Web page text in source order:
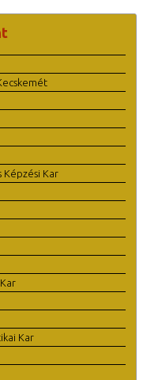
Képzési Kar
Kar